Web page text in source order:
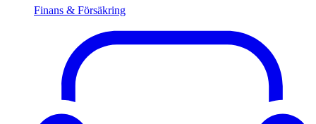
Finans & Försäkring